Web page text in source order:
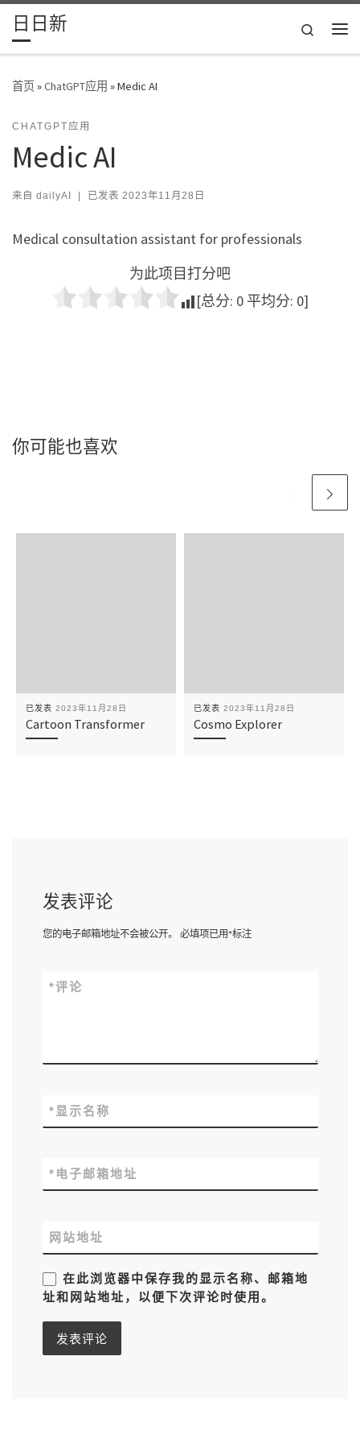
Skip to content
日日新
Search
首页»ChatGPT应用 »Medic AI
CHATGPT应用
Medic AI
来自 dailyAI | 已发表 2023年11月28日
Medical consultation assistant for professionals
为此项目打分吧
[总分: 0 平均分: 0]
你可能也喜欢
已发表 2023年11月28日
Cartoon Transformer
已发表 2023年11月28日
Cosmo Explorer
发表评论
您的电子邮箱地址不会被公开。 必填项已用*标注
评论
*
显示名称
*
电子邮箱地址
*
网站地址
在此浏览器中保存我的显示名称、邮箱地
址和网站地址，以便下次评论时使用。